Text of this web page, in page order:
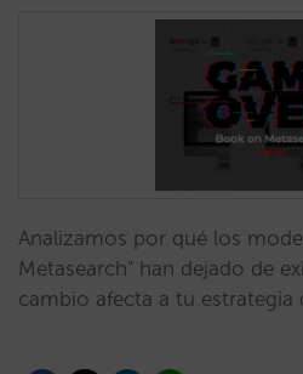
Analizamos por qué los
Metasearch" han dejado de
cambio afecta a tu estrategia